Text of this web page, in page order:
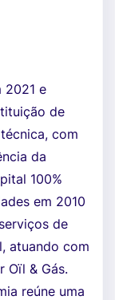
2021 e
de
com
da
100%
em 2010
de
atuando com
Oïl & Gás.
reúne uma